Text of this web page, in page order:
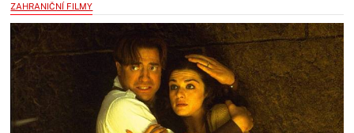
ZAHRANIČNÍ FILMY